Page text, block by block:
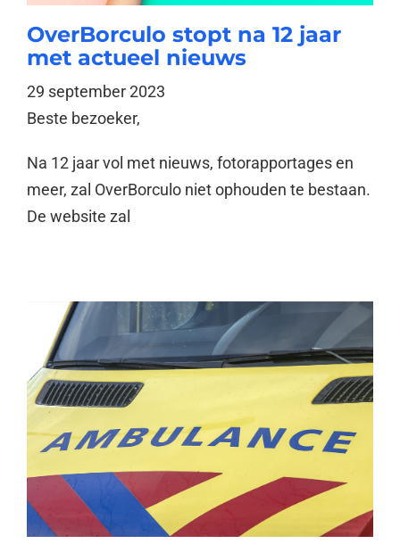
OverBorculo stopt na 12 jaar
met actueel nieuws
29 september 2023
Beste bezoeker,
Na 12 jaar vol met nieuws, fotorapportages en
meer, zal OverBorculo niet ophouden te bestaan.
De website zal